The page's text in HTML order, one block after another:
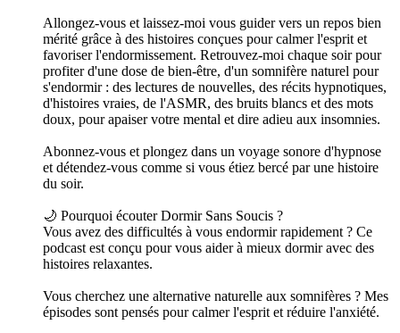
Allongez-vous et laissez-moi vous guider vers un repos bien
mérité grâce à des histoires conçues pour calmer l'esprit et
favoriser l'endormissement. Retrouvez-moi chaque soir pour
profiter d'une dose de bien-être, d'un somnifère naturel pour
s'endormir : des lectures de nouvelles, des récits hypnotiques,
d'histoires vraies, de l'ASMR, des bruits blancs et des mots
doux, pour apaiser votre mental et dire adieu aux insomnies.
Abonnez-vous et plongez dans un voyage sonore d'hypnose
et détendez-vous comme si vous étiez bercé par une histoire
du soir.
🌙 Pourquoi écouter Dormir Sans Soucis ?
Vous avez des difficultés à vous endormir rapidement ? Ce
podcast est conçu pour vous aider à mieux dormir avec des
histoires relaxantes.
Vous cherchez une alternative naturelle aux somnifères ? Mes
épisodes sont pensés pour calmer l'esprit et réduire l'anxiété.